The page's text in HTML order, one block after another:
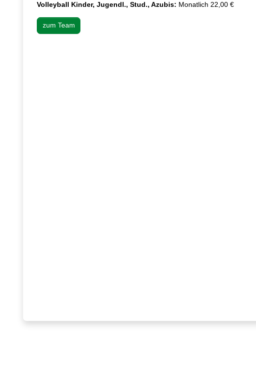
Volleyball Kinder, Jugendl., Stud., Azubis: Monatlich 22,00 €
zum Team